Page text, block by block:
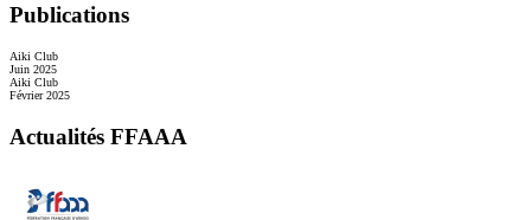
Publications
Aiki Club
Juin 2025
Aiki Club
Février 2025
Actualités FFAAA